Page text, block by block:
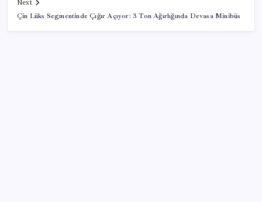
Next
Çin Lüks Segmentinde Çığır Açıyor: 3 Ton Ağırlığında Devasa Minibüs